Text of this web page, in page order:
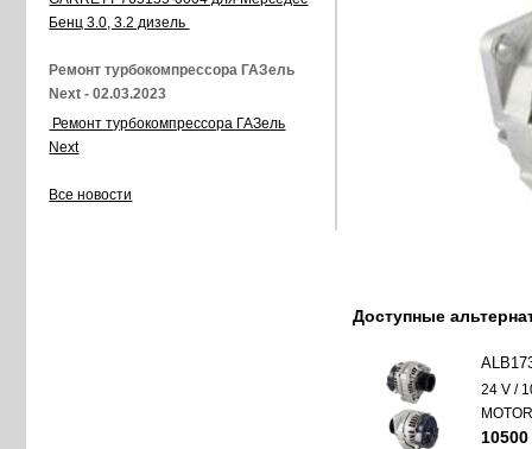
Доступные
24 V /
Бенц 3.0, 3.2 дизель
Ремонт турбокомпрессора ГАЗель
Next - 02.03.2023
Ремонт турбокомпрессора ГАЗель
Next
Все новости